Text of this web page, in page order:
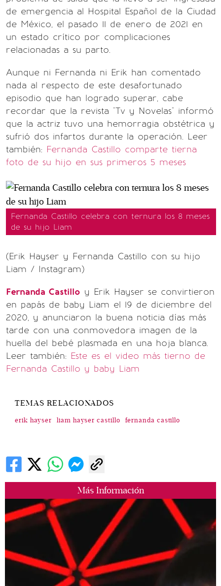
Más Información
de emergencia al Hospital Español de la Ciudad
de México, el pasado 11 de enero de 2021 en
un estado crítico por complicaciones
relacionadas a su parto.
Aunque ni Fernanda ni Erik han comentado
nada al respecto de este desafortunado
episodio que han logrado superar, cabe
recordar que la revista "Tv y Novelas" informó
que la actriz tuvo una hemorragia obstétrica y
sufrió dos infartos durante la operación. Leer
también: Fernanda Castillo comparte tierna
foto de su hijo en sus primeros 5 meses
Fernanda Castillo celebra con ternura los 8 meses
de su hijo Liam
(Erik Hayser y Fernanda Castillo con su hijo
Liam / Instagram)
Fernanda Castillo y Erik Hayser se convirtieron
en papás de baby Liam el 19 de diciembre del
2020, y anunciaron la buena noticia días más
tarde con una conmovedora imagen de la
huella del bebé plasmada en una hoja blanca.
Leer también: Este es el video más tierno de
Fernanda Castillo y baby Liam
TEMAS RELACIONADOS
erik hayser liam hayser castillo fernanda castillo